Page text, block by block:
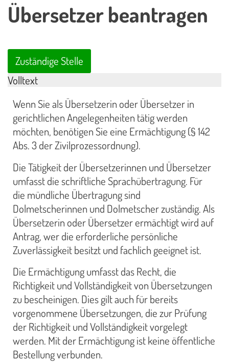
Übersetzer beantragen
Zuständige Stelle
Volltext
Wenn Sie als Übersetzerin oder Übersetzer in
gerichtlichen Angelegenheiten tätig werden
möchten, benötigen Sie eine Ermächtigung (§ 142
Abs. 3 der Zivilprozessordnung).
Die Tätigkeit der Übersetzerinnen und Übersetzer
umfasst die schriftliche Sprachübertragung. Für
die mündliche Übertragung sind
Dolmetscherinnen und Dolmetscher zuständig. Als
Übersetzerin oder Übersetzer ermächtigt wird auf
Antrag, wer die erforderliche persönliche
Zuverlässigkeit besitzt und fachlich geeignet ist.
Die Ermächtigung umfasst das Recht, die
Richtigkeit und Vollständigkeit von Übersetzungen
zu bescheinigen. Dies gilt auch für bereits
vorgenommene Übersetzungen, die zur Prüfung
der Richtigkeit und Vollständigkeit vorgelegt
werden. Mit der Ermächtigung ist keine öffentliche
Bestellung verbunden.